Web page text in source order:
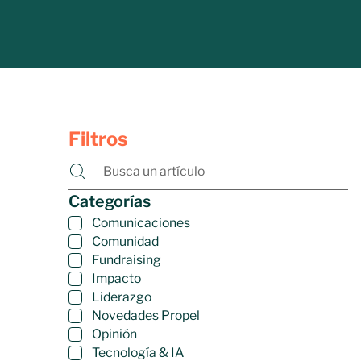
Filtros
Categorías
Comunicaciones
Comunidad
Fundraising
Impacto
Liderazgo
Novedades Propel
Opinión
Tecnología & IA